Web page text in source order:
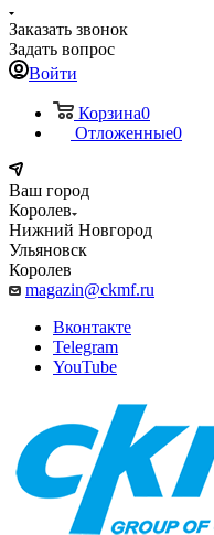
Заказать звонок
Задать вопрос
Войти
Корзина0
Отложенные0
Ваш город
Королев
Нижний Новгород
Ульяновск
Королев
magazin@ckmf.ru
Вконтакте
Telegram
YouTube